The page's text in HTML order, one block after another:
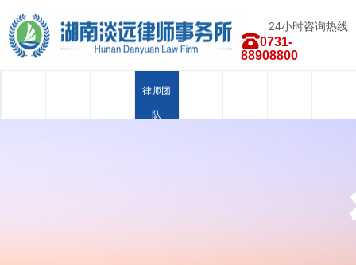
24小时咨询热线
0731-
88908800
律师团
队